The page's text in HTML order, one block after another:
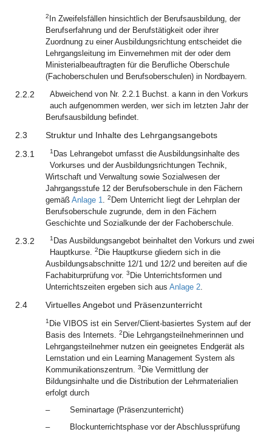
2 In Zweifelsfällen hinsichtlich der Berufsausbildung, der
Berufserfahrung und der Berufstätigkeit oder ihrer
Zuordnung zu einer Ausbildungsrichtung entscheidet die
Lehrgangsleitung im Einvernehmen mit der oder dem
Ministerialbeauftragten für die Berufliche Oberschule
(Fachoberschulen und Berufsoberschulen) in Nordbayern.
2.2.2
Abweichend von Nr. 2.2.1 Buchst. a kann in den Vorkurs
auch aufgenommen werden, wer sich im letzten Jahr der
Berufsausbildung befindet.
2.3
Struktur und Inhalte des Lehrgangsangebots
2.3.1
1 Das Lehrangebot umfasst die Ausbildungsinhalte des
Vorkurses und der Ausbildungsrichtungen Technik,
Wirtschaft und Verwaltung sowie Sozialwesen der
Jahrgangsstufe 12 der Berufsoberschule in den Fächern
gemäß Anlage 1. 2 Dem Unterricht liegt der Lehrplan der
Berufsoberschule zugrunde, dem in den Fächern
Geschichte und Sozialkunde der der Fachoberschule.
2.3.2 1 Das Ausbildungsangebot beinhaltet den Vorkurs und zwei
Hauptkurse. 2 Die Hauptkurse gliedern sich in die
Ausbildungsabschnitte 12/1 und 12/2 und bereiten auf die
Fachabiturprüfung vor. 3 Die Unterrichtsformen und
Unterrichtszeiten ergeben sich aus Anlage 2.
2.4 Virtuelles Angebot und Präsenzunterricht
1 Die VIBOS ist ein Server/Client-basiertes System auf der
Basis des Internets. 2 Die Lehrgangsteilnehmerinnen und
Lehrgangsteilnehmer nutzen ein geeignetes Endgerät als
Lernstation und ein Learning Management System als
Kommunikationszentrum. 3 Die Vermittlung der
Bildungsinhalte und die Distribution der Lehrmaterialien
erfolgt durch
–
Seminartage (Präsenzunterricht)
–
Blockunterrichtsphase vor der Abschlussprüfung